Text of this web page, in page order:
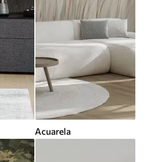
Acuarela